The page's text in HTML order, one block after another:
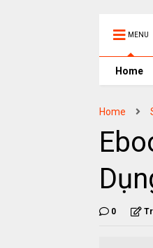
MENU
Home
Home
0